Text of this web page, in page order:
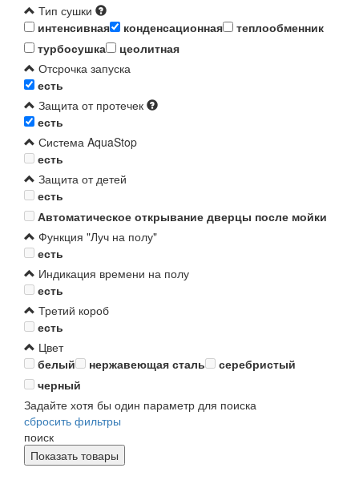
Тип сушки
интенсивная
конденсационная
теплообменник
турбосушка
цеолитная
Отсрочка запуска
есть
Защита от протечек
есть
Система AquaStop
есть
Защита от детей
есть
Автоматическое открывание дверцы после мойки
Функция "Луч на полу"
есть
Индикация времени на полу
есть
Третий короб
есть
Цвет
белый
нержавеющая сталь
серебристый
черный
Задайте хотя бы один параметр для поиска
сбросить фильтры
поиск